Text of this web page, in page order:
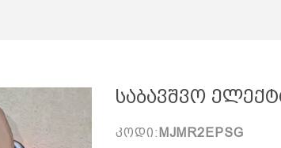
Საბავშვო
კოდი: MJMR2EPSG